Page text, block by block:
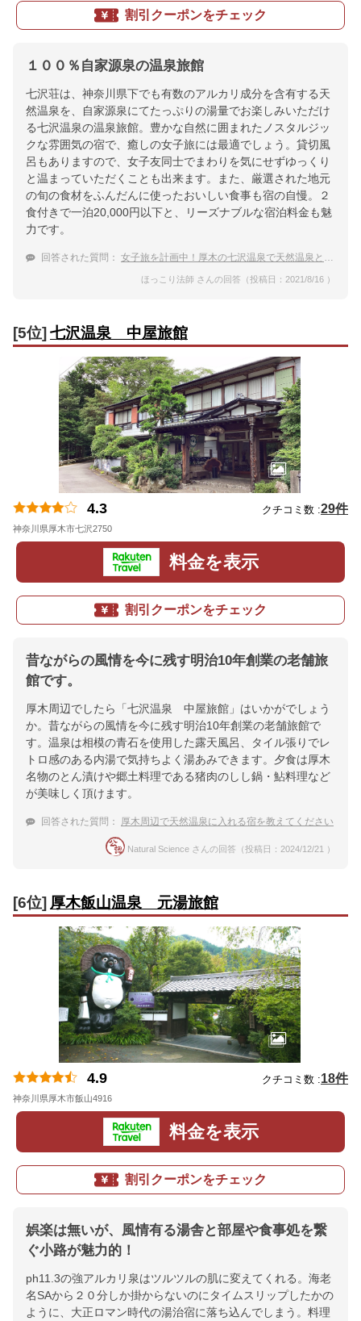
割引クーポンをチェック
１００％自家源泉の温泉旅館
七沢荘は、神奈川県下でも有数のアルカリ成分を含有する天
然温泉を、自家源泉にてたっぷりの湯量でお楽しみいただけ
る七沢温泉の温泉旅館。豊かな自然に囲まれたノスタルジッ
クな雰囲気の宿で、癒しの女子旅には最適でしょう。貸切風
呂もありますので、女子友同士でまわりを気にせずゆっくり
と温まっていただくことも出来ます。また、厳選された地元
の旬の食材をふんだんに使ったおいしい食事も宿の自慢。２
食付きで一泊20,000円以下と、リーズナブルな宿泊料金も魅
力です。
回答された質問： 女子旅を計画中！厚木の七沢温泉で天然温泉とおいしい食事を味わいたい。
ほっこり法師 さんの回答（投稿日：2021/8/16 ）
[5位] 七沢温泉 中屋旅館
4.3 クチコミ数 :29件
神奈川県厚木市七沢2750
料金を表示
割引クーポンをチェック
昔ながらの風情を今に残す明治10年創業の老舗旅
館です。
厚木周辺でしたら「七沢温泉 中屋旅館」はいかがでしょう
か。昔ながらの風情を今に残す明治10年創業の老舗旅館で
す。温泉は相模の青石を使用した露天風呂、タイル張りでレ
トロ感のある内湯で気持ちよく湯あみできます。夕食は厚木
名物のとん漬けや郷土料理である猪肉のしし鍋・鮎料理など
が美味しく頂けます。
回答された質問： 厚木周辺で天然温泉に入れる宿を教えてください
Natural Science さんの回答（投稿日：2024/12/21 ）
[6位] 厚木飯山温泉 元湯旅館
4.9 クチコミ数 :18件
神奈川県厚木市飯山4916
料金を表示
割引クーポンをチェック
娯楽は無いが、風情有る湯舎と部屋や食事処を繋
ぐ小路が魅力的！
ph11.3の強アルカリ泉はツルツルの肌に変えてくれる。海老
名SAから２０分しか掛からないのにタイムスリップしたかの
ように、大正ロマン時代の湯治宿に落ち込んでしまう。料理